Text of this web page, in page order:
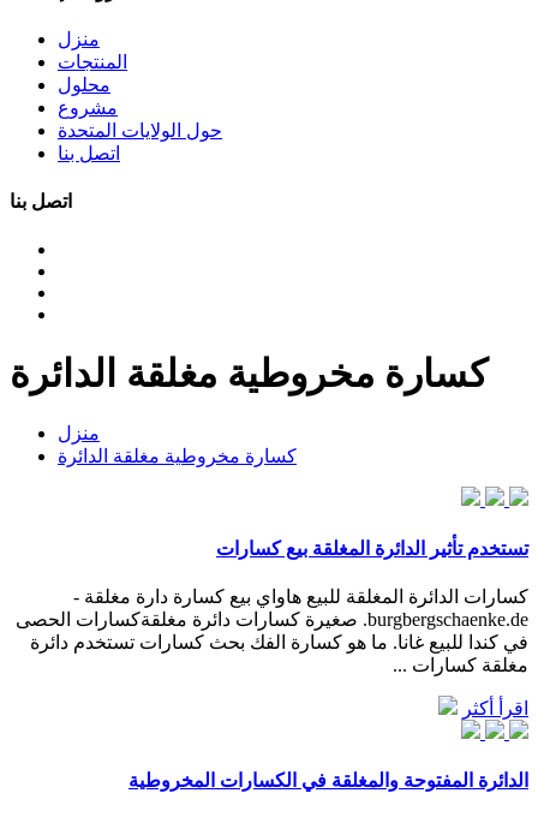
منزل
المنتجات
محلول
مشروع
حول الولايات المتحدة
اتصل بنا
اتصل بنا
كسارة مخروطية مغلقة الدائرة
منزل
كسارة مخروطية مغلقة الدائرة
تستخدم تأثير الدائرة المغلقة بيع كسارات
كسارات الدائرة المغلقة للبيع هاواي بيع كسارة دارة مغلقة -
burgbergschaenke.de. صغيرة كسارات دائرة مغلقةكسارات الحصى
في كندا للبيع غانا. ما هو كسارة الفك بحث كسارات تستخدم دائرة
مغلقة كسارات ...
اقرأ أكثر
الدائرة المفتوحة والمغلقة في الكسارات المخروطية